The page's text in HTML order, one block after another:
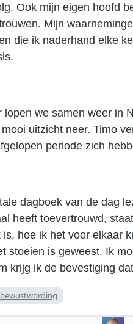
Ook mijn eigen hoofd
Mijn
die ik naderhand elke
lopen we samen weer in
uitzicht neer. Timo
periode zich
dagboek van de dag
heeft toevertrouwd,
hoe ik het voor elkaar
stoeien is geweest. Ik
krijg ik de bevestiging
bewustwording